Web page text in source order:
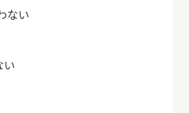
ない
い